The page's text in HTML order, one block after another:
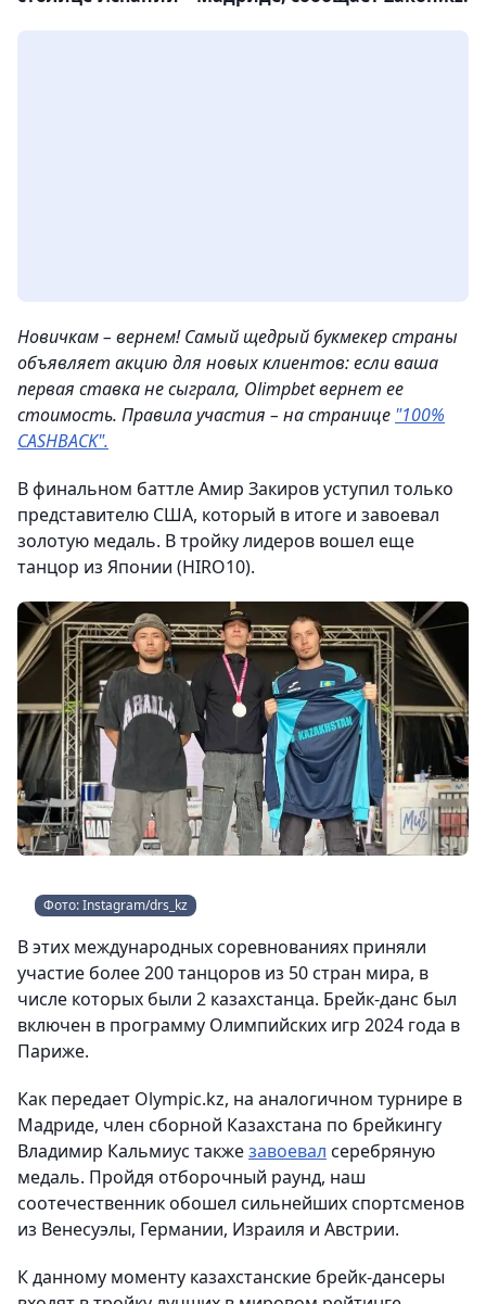
Новичкам – вернем! Самый щедрый букмекер страны
объявляет акцию для новых клиентов: если ваша
первая ставка не сыграла, Olimpbet вернет ее
стоимость. Правила участия – на странице "100%
CASHBACK".
В финальном баттле Амир Закиров уступил только
представителю США, который в итоге и завоевал
золотую медаль. В тройку лидеров вошел еще
танцор из Японии (HIRO10).
Фото: Instagram/drs_kz
В этих международных соревнованиях приняли
участие более 200 танцоров из 50 стран мира, в
числе которых были 2 казахстанца. Брейк-данс был
включен в программу Олимпийских игр 2024 года в
Париже.
Как передает Olympic.kz, на аналогичном турнире в
Мадриде, член сборной Казахстана по брейкингу
Владимир Кальмиус такжезавоевал серебряную
медаль. Пройдя отборочный раунд, наш
соотечественник обошел сильнейших спортсменов
из Венесуэлы, Германии, Израиля и Австрии.
К данному моменту казахстанские брейк-дансеры